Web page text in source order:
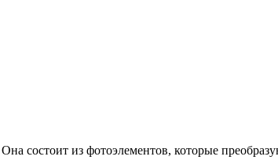
состоит из фотоэлементов, которые